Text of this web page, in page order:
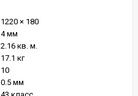
1220 × 180
4 мм
2.16 кв. м.
17.1 кг
10
0.5 мм